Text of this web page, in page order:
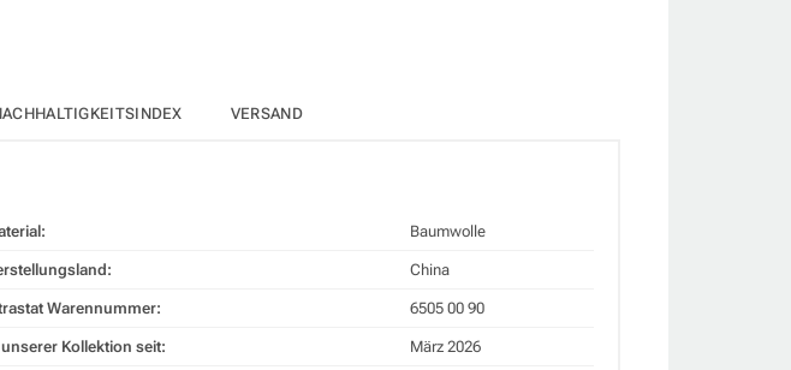
VERSAND
Baumwolle
China
Warennummer: 6505 00 90
Kollektion seit: März 2026